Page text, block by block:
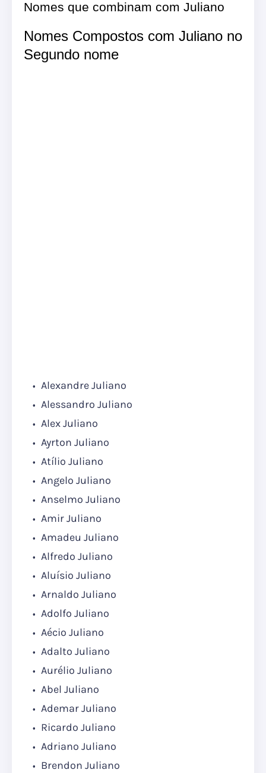
Nomes que combinam com Juliano
Nomes Compostos com Juliano no
Segundo nome
Alexandre Juliano
Alessandro Juliano
Alex Juliano
Ayrton Juliano
Atílio Juliano
Angelo Juliano
Anselmo Juliano
Amir Juliano
Amadeu Juliano
Alfredo Juliano
Aluísio Juliano
Arnaldo Juliano
Adolfo Juliano
Aécio Juliano
Adalto Juliano
Aurélio Juliano
Abel Juliano
Ademar Juliano
Ricardo Juliano
Adriano Juliano
Brendon Juliano